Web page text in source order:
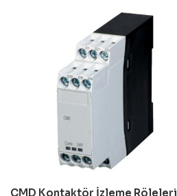
CMD Kontaktör İzleme Röleleri